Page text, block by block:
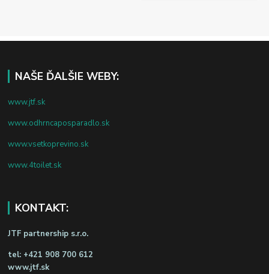
NAŠE ĎALŠIE WEBY:
www.jtf.sk
www.odhrncaposparadlo.sk
www.vsetkoprevino.sk
www.4toilet.sk
KONTAKT:
JTF partnership s.r.o.
tel: +421 908 700 612
www.jtf.sk